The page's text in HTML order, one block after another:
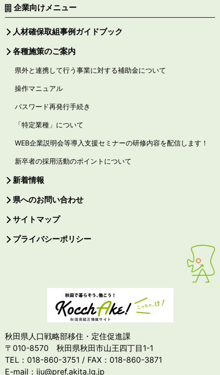
企業向けメニュー
人材確保取組事例ガイドブック
各種施策のご案内
県外と連携して行う事業に対する補助金について
操作マニュアル
パスワード再発行手続き
「特定業種」について
WEB企業説明会等導入支援セミナーの研修内容を配信します！
新卒者の採用活動のポイントについて
新着情報
県へのお問い合わせ
サイトマップ
プライバシーポリシー
秋田県人口戦略部移住・定住促進課
〒010-8570 秋田県秋田市山王四丁目1-1
TEL：018-860-3751 / FAX：018-860-3871
E-mail：iju@pref.akita.lg.jp